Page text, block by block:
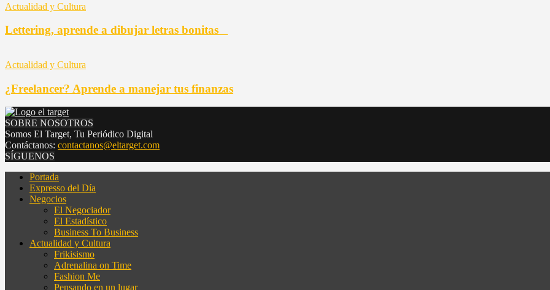
Actualidad y Cultura
Lettering, aprende a dibujar letras bonitas
Actualidad y Cultura
¿Freelancer? Aprende a manejar tus finanzas
SOBRE NOSOTROS
Somos El Target, Tu Periódico Digital
Contáctanos: contactanos@eltarget.com
SÍGUENOS
Portada
Expresso del Día
Negocios
El Negociador
El Estadístico
Business To Business
Actualidad y Cultura
Frikisismo
Adrenalina on Time
Fashion Me
Pensando en un lugar